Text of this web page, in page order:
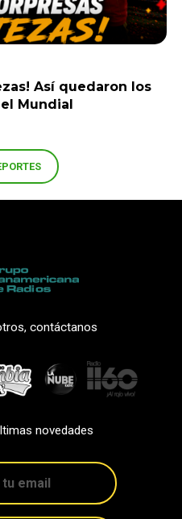
Así quedaron los
Mundial
contáctanos
novedades